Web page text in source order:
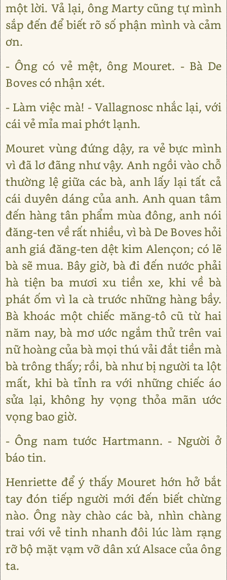
một lời. Vả lại, ông Marty cũng tự mình
sắp đến để biết rõ số phận mình và cảm
ơn.
- Ông có vẻ mệt, ông Mouret. - Bà De
Boves có nhận xét.
- Làm việc mà! - Vallagnosc nhắc lại, với
cái vẻ mỉa mai phớt lạnh.
Mouret vùng đứng dậy, ra vẻ bực mình
vì đã lơ đãng như vậy. Anh ngồi vào chỗ
thường lệ giữa các bà, anh lấy lại tất cả
cái duyên dáng của anh. Anh quan tâm
đến hàng tân phẩm mùa đông, anh nói
đăng-ten về rất nhiều, vì bà De Boves hỏi
anh giá đăng-ten dệt kim Alençon; có lẽ
bà sẽ mua. Bây giờ, bà đi đến nước phải
hà tiện ba mươi xu tiền xe, khi về bà
phát ốm vì la cà trước những hàng bầy.
Bà khoác một chiếc măng-tô cũ từ hai
năm nay, bà mơ ước ngắm thử trên vai
nữ hoàng của bà mọi thú vải đắt tiền mà
bà trông thấy; rồi, bà như bị người ta lột
mất, khi bà tỉnh ra với những chiếc áo
sửa lại, không hy vọng thỏa mãn ước
vọng bao giờ.
- Ông nam tước Hartmann. - Người ở
báo tin.
Henriette để ý thấy Mouret hớn hở bắt
tay đón tiếp người mới đến biết chừng
nào. Ông này chào các bà, nhìn chàng
trai với vẻ tinh nhanh đôi lúc làm rạng
rỡ bộ mặt vạm vỡ dân xứ Alsace của ông
ta.